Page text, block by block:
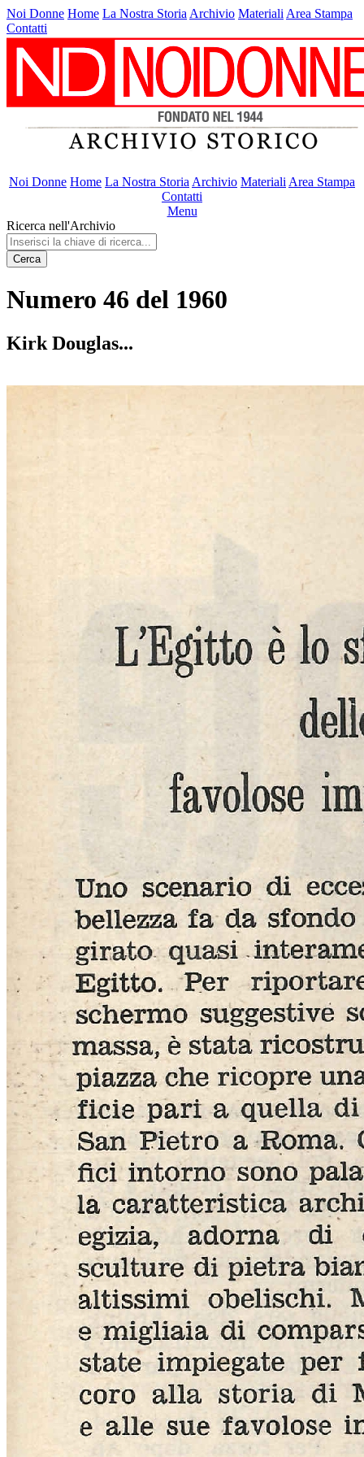
Noi Donne Home La Nostra Storia Archivio Materiali Area Stampa
Contatti
Noi Donne Home La Nostra Storia Archivio Materiali Area Stampa
Contatti
Menu
Ricerca nell'Archivio
Cerca
Numero 46 del 1960
Kirk Douglas...